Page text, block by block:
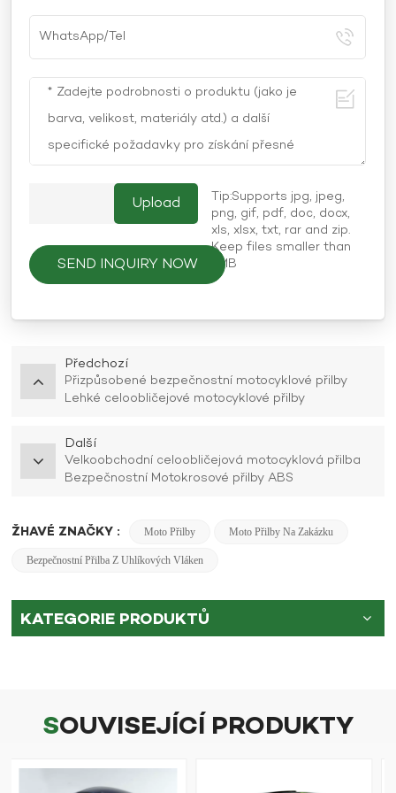
Tip:Supports jpg, jpeg,
png, gif, pdf, doc, docx,
xls, xlsx, txt, rar and zip.
Keep files smaller than
5MB
SEND INQUIRY NOW
Předchozí
Přizpůsobené bezpečnostní motocyklové přilby
Lehké celoobličejové motocyklové přilby
Další
Velkoobchodní celoobličejová motocyklová přilba
Bezpečnostní Motokrosové přilby ABS
ŽHAVÉ ZNAČKY : Moto Přilby Moto Přilby Na Zakázku
Bezpečnostní Přilba Z Uhlíkových Vláken
KATEGORIE PRODUKTŮ
SOUVISEJÍCÍ PRODUKTY